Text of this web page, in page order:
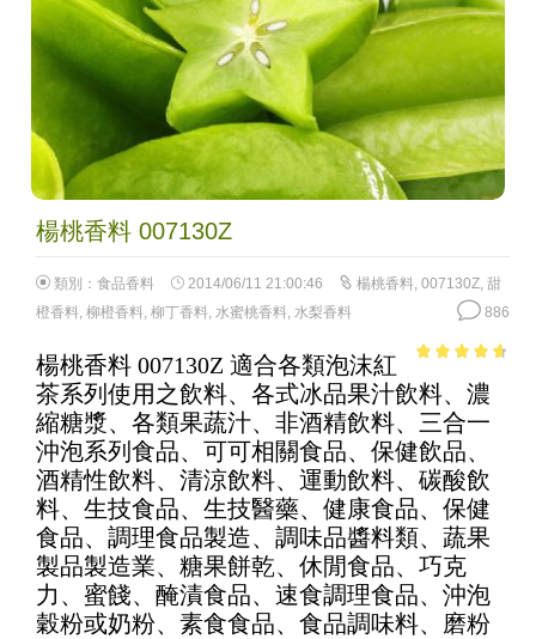
楊桃香料 007130Z
類別： 食品香料 2014/06/11 21:00:46 楊桃香料 007130Z, 甜
橙香料 柳橙香料 柳丁香料 水蜜桃香料 水梨香料 886
5
楊桃香料 007130Z 適合各類泡沫紅
茶系列使用之飲料、各式冰品果汁飲料、濃
縮糖漿、各類果蔬汁、非酒精飲料、三合一
沖泡系列食品、可可相關食品、保健飲品、
酒精性飲料、清涼飲料、運動飲料、碳酸飲
料、生技食品、生技醫藥、健康食品、保健
食品、調理食品製造、調味品醬料類、蔬果
製品製造業、糖果餅乾、休閒食品、巧克
力、蜜餞、醃漬食品、速食調理食品、沖泡
穀粉或奶粉、素食食品、食品調味料、磨粉